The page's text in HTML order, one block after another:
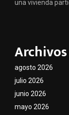
una vivienda
Archivos
agosto 2026
julio 2026
junio 2026
mayo 2026